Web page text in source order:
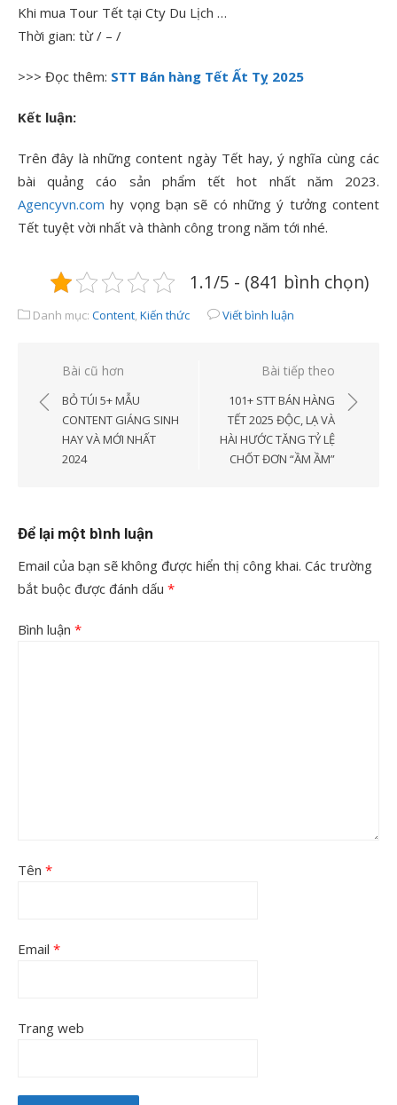
Khi mua Tour Tết tại Cty Du Lịch …
Thời gian: từ / – /
>>> Đọc thêm: STT Bán hàng Tết Ất Tỵ 2025
Kết luận:
Trên đây là những content ngày Tết hay, ý nghĩa cùng các
bài quảng cáo sản phẩm tết hot nhất năm 2023.
Agencyvn.com hy vọng bạn sẽ có những ý tưởng content
Tết tuyệt vời nhất và thành công trong năm tới nhé.
1.1/5 - (841 bình chọn)
Danh mục: Content,Kiến thức Viết bình luận
Điều
hướng
viết
Bài cũ hơn
BỎ TÚI 5+ MẪU
CONTENT GIÁNG SINH
HAY VÀ MỚI NHẤT
2024
Bài tiếp theo
101+ STT BÁN HÀNG
TẾT 2025 ĐỘC, LẠ VÀ
HÀI HƯỚC TĂNG TỶ LỆ
CHỐT ĐƠN “ẦM ẦM”
Để lại một bình luận
Email của bạn sẽ không được hiển thị công khai. Các trường
bắt buộc được đánh dấu *
Bình luận *
Tên *
Email *
Trang web